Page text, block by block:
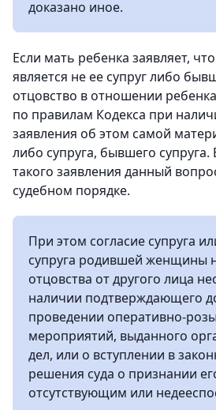
доказано иное.
Если мать ребенка заявляет,
является не ее супруг либо
отцовство в отношении
по правилам Кодекса при
заявления об этом самой
либо супруга, бывшего супруга.
такого заявления данный
судебном порядке.
При этом согласие супруга
супруга родившей женщины
отцовства от другого лица
наличии подтверждающего
проведении оперативно-
мероприятий, выданного
дел, или о вступлении в
решения суда о признании
отсутствующим или